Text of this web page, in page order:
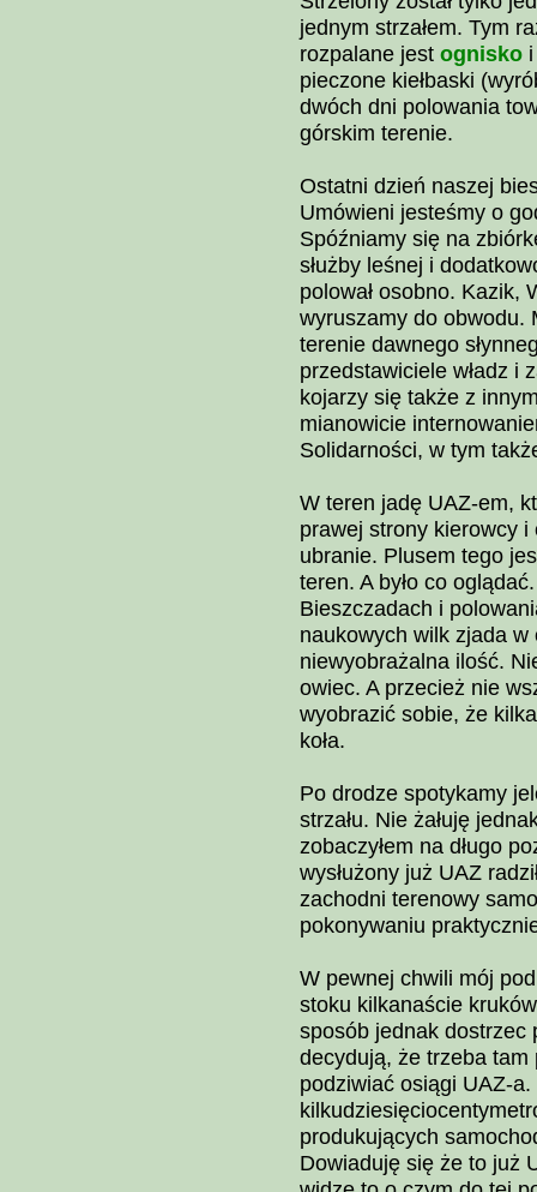
jednym strzałem. Tym
rozpalane jest ognisko
pieczone kiełbaski
dwóch dni polowania
górskim terenie.
Ostatni dzień naszej
Umówieni jesteśmy o
Spóźniamy się na
służby leśnej i
polował osobno. Kazik,
wyruszamy do obwodu.
terenie dawnego
przedstawiciele władz i
kojarzy się także z
mianowicie
Solidarności, w tym
W teren jadę UAZ-em,
prawej strony kierowcy i
ubranie. Plusem tego
teren. A było co
Bieszczadach i
naukowych wilk zjada
niewyobrażalna ilość.
owiec. A przecież nie
wyobrazić sobie, że
koła.
Po drodze spotykamy
strzału. Nie żałuję
zobaczyłem na długo
wysłużony już UAZ
zachodni terenowy
pokonywaniu
W pewnej chwili mój
stoku kilkanaście
sposób jednak dostrzec
decydują, że trzeba tam
podziwiać osiągi UAZ-
produkujących
Dowiaduję się że to już